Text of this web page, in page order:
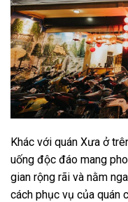
Khác với quán Xưa ở
uống độc đáo mang
gian rộng rãi và nằm
cách phục vụ của quán